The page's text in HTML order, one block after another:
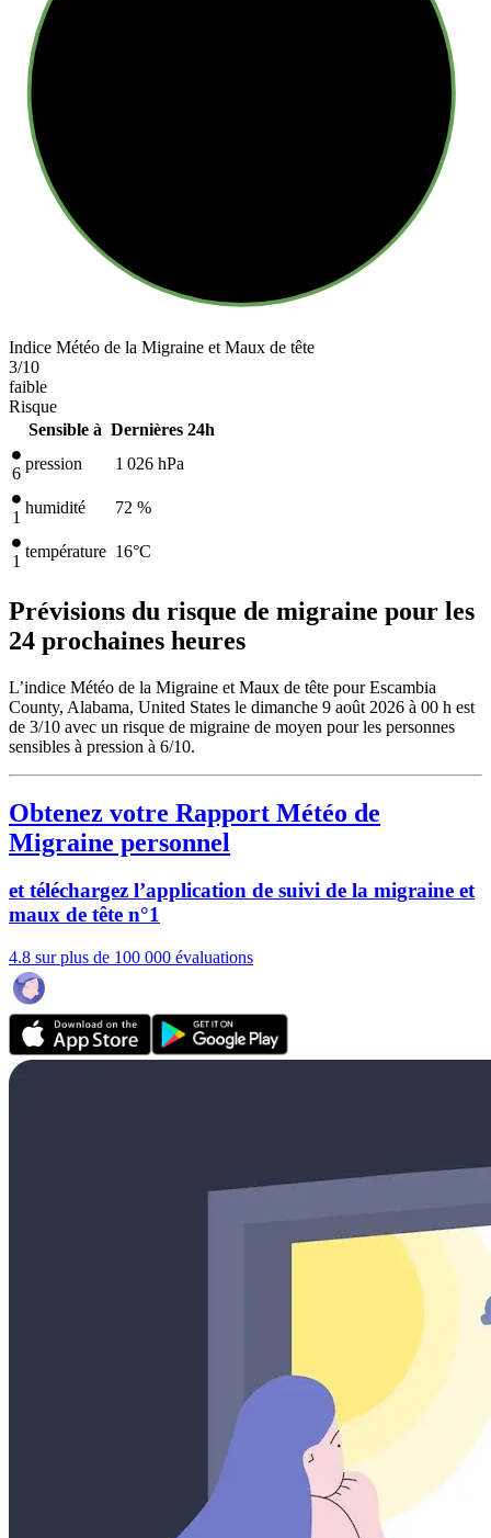
Indice Météo de la Migraine et Maux de tête
3/10
faible
Risque
Sensible à Dernières 24h
6
pression 1 026 hPa
1
humidité 72 %
1
température 16°C
Prévisions du risque de migraine pour les
24 prochaines heures
L’indice Météo de la Migraine et Maux de tête pour Escambia
County, Alabama, United States le dimanche 9 août 2026 à 00 h est
de 3/10 avec un risque de migraine de moyen pour les personnes
sensibles à pression à 6/10.
Obtenez votre Rapport Météo de
Migraine personnel
et téléchargez l’application de suivi de la migraine et
maux de tête n°1
4.8 sur plus de 100 000 évaluations